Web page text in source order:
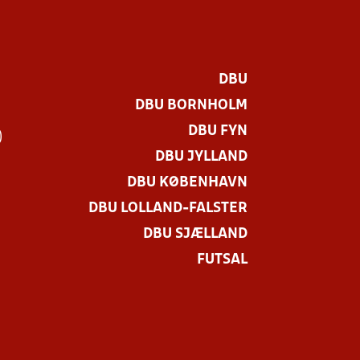
DBU
DBU BORNHOLM
DBU FYN
DBU JYLLAND
DBU KØBENHAVN
DBU LOLLAND-FALSTER
DBU SJÆLLAND
FUTSAL